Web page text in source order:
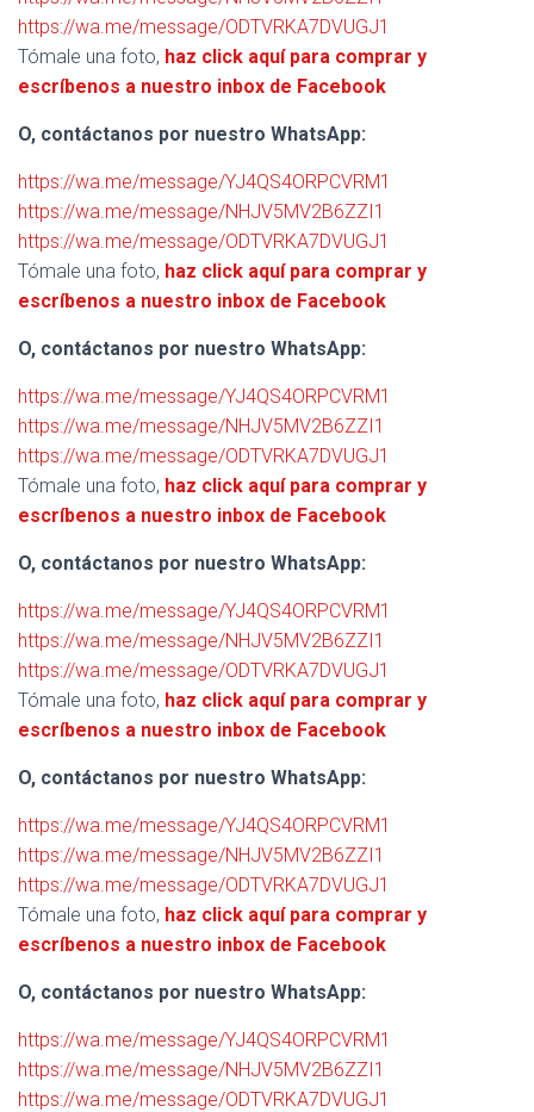
https://wa.me/message/ODTVRKA7DVUGJ1
Tómale una foto, haz click aquí para comprar y
escríbenos a nuestro inbox de Facebook
O, contáctanos por nuestro WhatsApp:
https://wa.me/message/YJ4QS4ORPCVRM1
https://wa.me/message/NHJV5MV2B6ZZI1
https://wa.me/message/ODTVRKA7DVUGJ1
Tómale una foto, haz click aquí para comprar y
escríbenos a nuestro inbox de Facebook
O, contáctanos por nuestro WhatsApp:
https://wa.me/message/YJ4QS4ORPCVRM1
https://wa.me/message/NHJV5MV2B6ZZI1
https://wa.me/message/ODTVRKA7DVUGJ1
Tómale una foto, haz click aquí para comprar y
escríbenos a nuestro inbox de Facebook
O, contáctanos por nuestro WhatsApp:
https://wa.me/message/YJ4QS4ORPCVRM1
https://wa.me/message/NHJV5MV2B6ZZI1
https://wa.me/message/ODTVRKA7DVUGJ1
Tómale una foto, haz click aquí para comprar y
escríbenos a nuestro inbox de Facebook
O, contáctanos por nuestro WhatsApp:
https://wa.me/message/YJ4QS4ORPCVRM1
https://wa.me/message/NHJV5MV2B6ZZI1
https://wa.me/message/ODTVRKA7DVUGJ1
Tómale una foto, haz click aquí para comprar y
escríbenos a nuestro inbox de Facebook
O, contáctanos por nuestro WhatsApp:
https://wa.me/message/YJ4QS4ORPCVRM1
https://wa.me/message/NHJV5MV2B6ZZI1
https://wa.me/message/ODTVRKA7DVUGJ1